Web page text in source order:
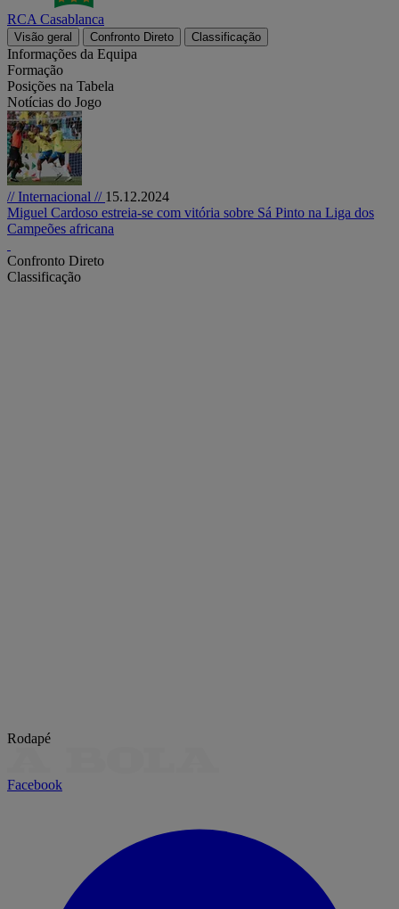
RCA Casablanca
Visão geral Confronto Direto Classificação
Informações da Equipa
Formação
Posições na Tabela
Notícias do Jogo
// Internacional // 15.12.2024
Miguel Cardoso estreia-se com vitória sobre Sá Pinto na Liga dos
Campeões africana
Confronto Direto
Classificação
Rodapé
Facebook